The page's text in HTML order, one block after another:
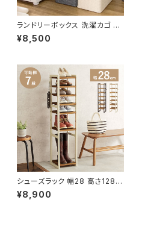
ランドリーボックス 洗濯カゴ 洗
濯物入れ 脱衣かご 幅36 奥行2
9 高さ79 完成品 新生活 一人
¥8,500
シューズラック 幅28 高さ128
シューズボックス オープンラック
シェルフ マルチラック 下駄箱 靴
¥8,900